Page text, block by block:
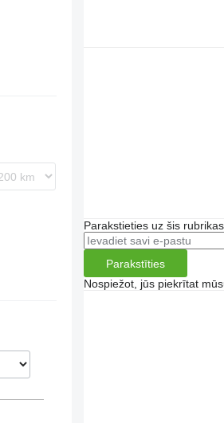
Parakstieties uz šis
Parakstīties
Nospiežot, jūs piekrītat